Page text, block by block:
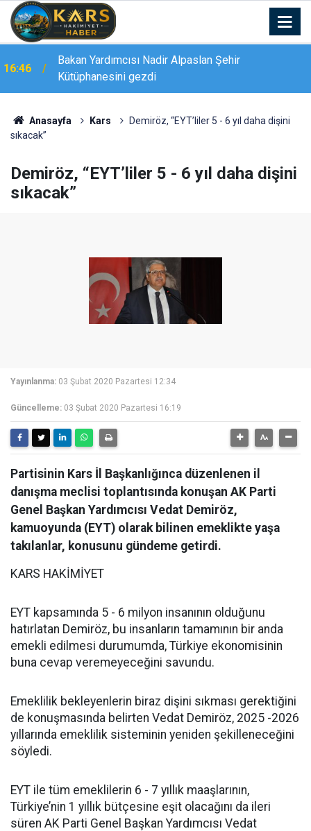
16:45
Boyraz’dan genç girişimcilere "Yeni Üye Projesi"
müjdesi
Anasayfa Kars
Demiröz, “EYT’liler 5 - 6 yıl daha dişini
sıkacak”
Demiröz, “EYT’liler 5 - 6 yıl daha dişini
sıkacak”
Yayınlanma: 03 Şubat 2020 Pazartesi 12:34
Güncelleme: 03 Şubat 2020 Pazartesi 16:19
Partisinin Kars İl Başkanlığınca düzenlenen il
danışma meclisi toplantısında konuşan AK Parti
Genel Başkan Yardımcısı Vedat Demiröz,
kamuoyunda (EYT) olarak bilinen emeklikte yaşa
takılanlar, konusunu gündeme getirdi.
KARS HAKİMİYET
EYT kapsamında 5 - 6 milyon insanının olduğunu
hatırlatan Demiröz, bu insanların tamamının bir anda
emekli edilmesi durumumda, Türkiye ekonomisinin
buna cevap veremeyeceğini savundu.
Emeklilik bekleyenlerin biraz dişini sıkması gerektiğini
de konuşmasında belirten Vedat Demiröz, 2025 -2026
yıllarında emeklilik sisteminin yeniden şekilleneceğini
söyledi.
EYT ile tüm emeklilerin 6 - 7 yıllık maaşlarının,
Türkiye’nin 1 yıllık bütçesine eşit olacağını da ileri
süren AK Parti Genel Başkan Yardımcısı Vedat